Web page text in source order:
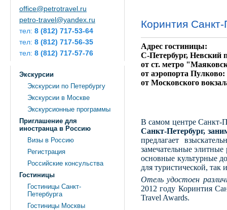
office@petrotravel.ru
petro-travel@yandex.ru
тел: 8 (812) 717-53-64
тел: 8 (812) 717-56-35
тел: 8 (812) 717-57-76
Экскурсии
Экскурсии по Петербургу
Экскурсии в Москве
Экскурсионные программы
Приглашение для
иностранца в Россию
Визы в Россию
Регистрация
Российские консульства
Гостиницы
Гостиницы Санкт-
Петербурга
Гостиницы Москвы
Коринтия Санкт-
Адрес гостиницы:
С-Петербург, Невский
от ст. метро
от аэропорта
от Московского
В самом центре Санкт-
Санкт-Петербург,
предлагает
замечательные
основные культурные
для туристической, так
Отель удостоен
2012 году Коринтия
Travel Awards.